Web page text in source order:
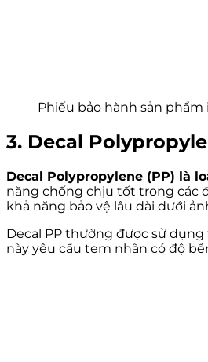
Phiếu bảo hành sản
3. Decal
Decal Polypropylene (PP) là
năng chống chịu tốt trong các
khả năng bảo vệ lâu dài dưới
Decal PP thường được sử
này yêu cầu tem nhãn có độ